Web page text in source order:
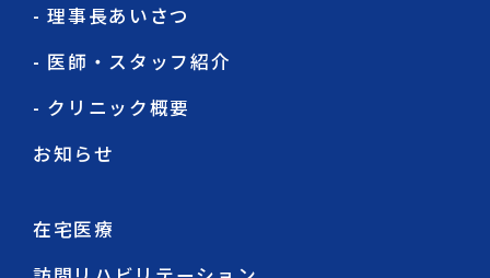
- 理事長あいさつ
- 医師・スタッフ紹介
- クリニック概要
お知らせ
在宅医療